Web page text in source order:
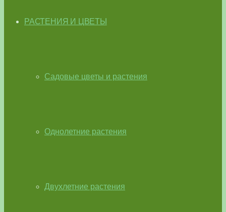
РАСТЕНИЯ И ЦВЕТЫ
Садовые цветы и растения
Однолетние растения
Двухлетние растения